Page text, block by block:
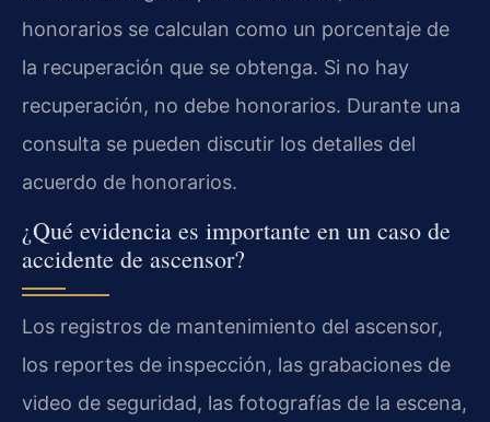
honorarios se calculan como un porcentaje de
la recuperación que se obtenga. Si no hay
recuperación, no debe honorarios. Durante una
consulta se pueden discutir los detalles del
acuerdo de honorarios.
¿Qué evidencia es importante en un caso de
accidente de ascensor?
Los registros de mantenimiento del ascensor,
los reportes de inspección, las grabaciones de
video de seguridad, las fotografías de la escena,